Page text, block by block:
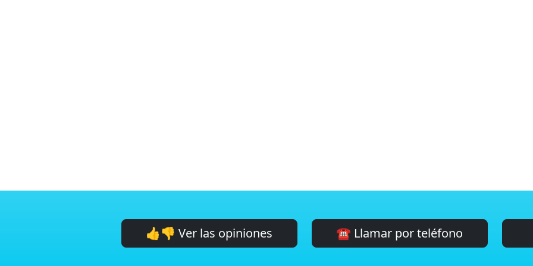
👍👎 Ver las opiniones ☎️ Llamar por teléfono